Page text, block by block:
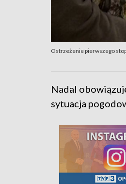
Ostrzeżenie pierwszego
Nadal
sytuacja